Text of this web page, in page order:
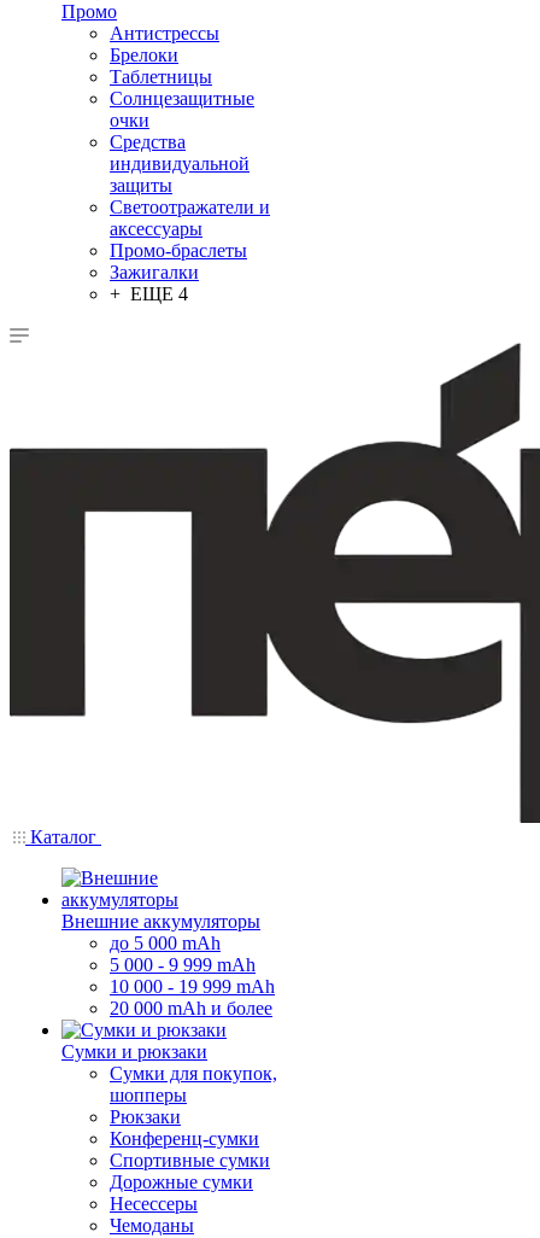
Промо
Антистрессы
Брелоки
Таблетницы
Солнцезащитные
очки
Средства
индивидуальной
защиты
Светоотражатели и
аксессуары
Промо-браслеты
Зажигалки
+ ЕЩЕ 4
Каталог
Внешние аккумуляторы
до 5 000 mAh
5 000 - 9 999 mAh
10 000 - 19 999 mAh
20 000 mAh и более
Сумки и рюкзаки
Сумки для покупок,
шопперы
Рюкзаки
Конференц-сумки
Спортивные сумки
Дорожные сумки
Несессеры
Чемоданы